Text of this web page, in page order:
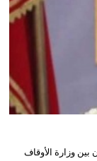
بين وزارة الأوقاف